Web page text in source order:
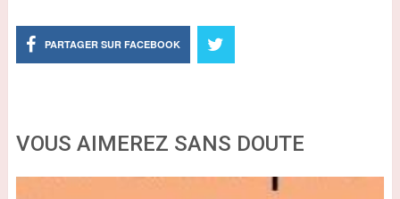
PARTAGER SUR FACEBOOK
VOUS AIMEREZ SANS DOUTE